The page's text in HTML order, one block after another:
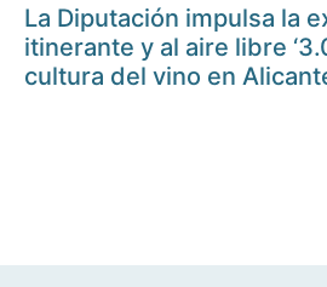
La Diputación impulsa la
itinerante y al aire libre
cultura del vino en